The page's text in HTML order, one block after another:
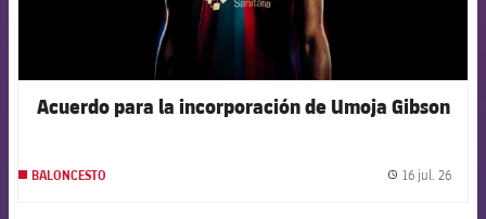
Acuerdo para la incorporación de Umoja Gibson
BALONCESTO 16 jul. 26